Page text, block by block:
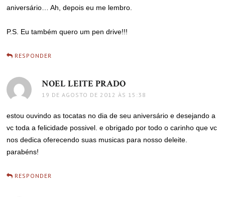
aniversário… Ah, depois eu me lembro.
P.S. Eu também quero um pen drive!!!
RESPONDER
NOEL LEITE PRADO
19 DE AGOSTO DE 2012 ÀS 15:38
estou ouvindo as tocatas no dia de seu aniversário e desejando a
vc toda a felicidade possivel. e obrigado por todo o carinho que vc
nos dedica oferecendo suas musicas para nosso deleite.
parabéns!
RESPONDER